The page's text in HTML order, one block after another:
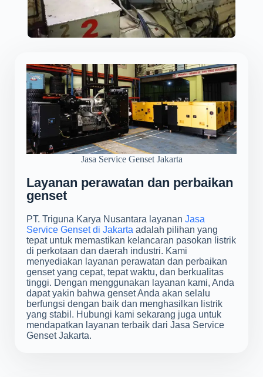
Jasa Service Genset Jakarta
Layanan perawatan dan perbaikan
genset
PT. Triguna Karya Nusantara layanan Jasa
Service Genset di Jakarta adalah pilihan yang
tepat untuk memastikan kelancaran pasokan listrik
di perkotaan dan daerah industri. Kami
menyediakan layanan perawatan dan perbaikan
genset yang cepat, tepat waktu, dan berkualitas
tinggi. Dengan menggunakan layanan kami, Anda
dapat yakin bahwa genset Anda akan selalu
berfungsi dengan baik dan menghasilkan listrik
yang stabil. Hubungi kami sekarang juga untuk
mendapatkan layanan terbaik dari Jasa Service
Genset Jakarta.